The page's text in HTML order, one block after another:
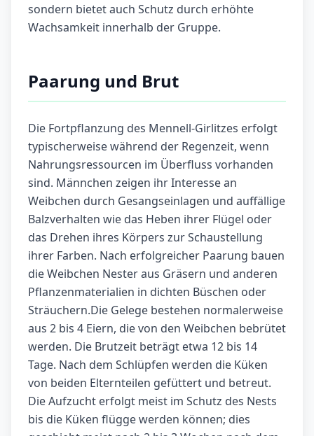
sondern bietet auch Schutz durch erhöhte
Wachsamkeit innerhalb der Gruppe.
Paarung und Brut
Die Fortpflanzung des Mennell-Girlitzes erfolgt
typischerweise während der Regenzeit, wenn
Nahrungsressourcen im Überfluss vorhanden
sind. Männchen zeigen ihr Interesse an
Weibchen durch Gesangseinlagen und auffällige
Balzverhalten wie das Heben ihrer Flügel oder
das Drehen ihres Körpers zur Schaustellung
ihrer Farben. Nach erfolgreicher Paarung bauen
die Weibchen Nester aus Gräsern und anderen
Pflanzenmaterialien in dichten Büschen oder
Sträuchern.Die Gelege bestehen normalerweise
aus 2 bis 4 Eiern, die von den Weibchen bebrütet
werden. Die Brutzeit beträgt etwa 12 bis 14
Tage. Nach dem Schlüpfen werden die Küken
von beiden Elternteilen gefüttert und betreut.
Die Aufzucht erfolgt meist im Schutz des Nests
bis die Küken flügge werden können; dies